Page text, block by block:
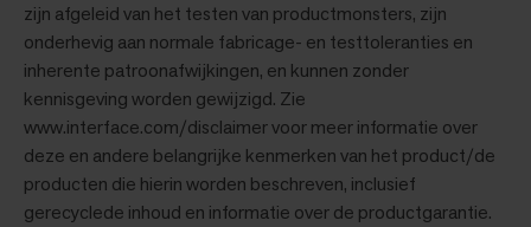
zijn afgeleid van het testen van productmonsters, zijn
onderhevig aan normale fabricage- en testtoleranties en
inherente patroonafwijkingen, en kunnen zonder
kennisgeving worden gewijzigd. Zie
www.interface.com/disclaimer voor meer informatie over
deze en andere belangrijke kenmerken van het product/de
producten die hierin worden beschreven, inclusief
gerecyclede inhoud en informatie over de productgarantie.